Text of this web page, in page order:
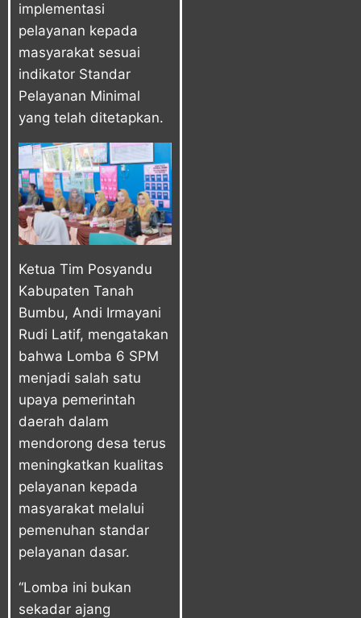
implementasi
pelayanan kepada
masyarakat sesuai
indikator Standar
Pelayanan Minimal
yang telah ditetapkan.
Ketua Tim Posyandu
Kabupaten Tanah
Bumbu, Andi Irmayani
Rudi Latif, mengatakan
bahwa Lomba 6 SPM
menjadi salah satu
upaya pemerintah
daerah dalam
mendorong desa terus
meningkatkan kualitas
pelayanan kepada
masyarakat melalui
pemenuhan standar
pelayanan dasar.
“Lomba ini bukan
sekadar ajang